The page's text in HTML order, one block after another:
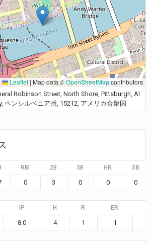
Leaflet | Map data ©OpenStreetMapcontributors
Robinson Street, North Shore, Pittsburgh, Al
ペンシルベニア州, 15212, アメリカ合衆国
RBI 2B 3B HR SB
0 3 0 0 0
IP H R ER
8.0 4 1 1